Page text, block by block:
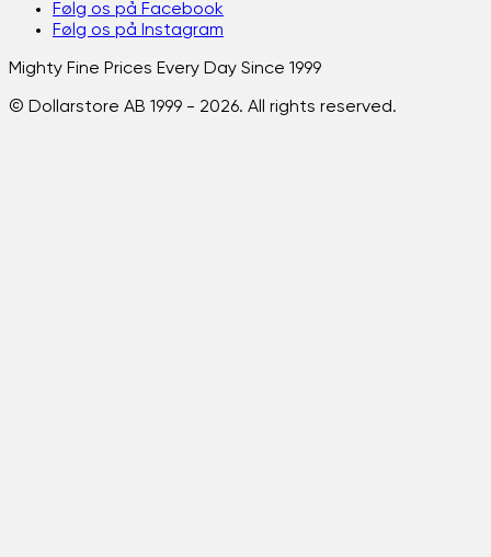
Følg os på Facebook
Følg os på Instagram
Mighty Fine Prices Every Day Since 1999
© Dollarstore AB 1999 - 2026. All rights reserved.